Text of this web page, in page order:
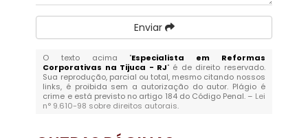
Enviar
O texto acima "Especialista em Reformas
Corporativas na Tijuca - RJ" é de direito reservado.
Sua reprodução, parcial ou total, mesmo citando nossos
links, é proibida sem a autorização do autor. Plágio é
crime e está previsto no artigo 184 do Código Penal. – Lei
n° 9.610-98 sobre direitos autorais.